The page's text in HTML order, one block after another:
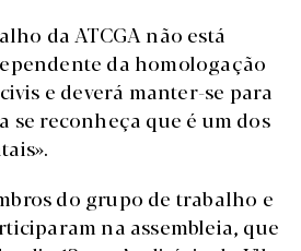
da ATCGA não está
da homologação
e deverá manter-se para
se reconheça que é um dos
do grupo de trabalho e
na assembleia, que